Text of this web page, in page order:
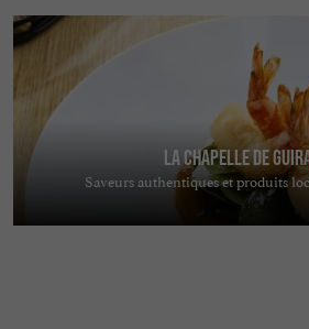
La Chapelle de
Saveurs authentiques et produits